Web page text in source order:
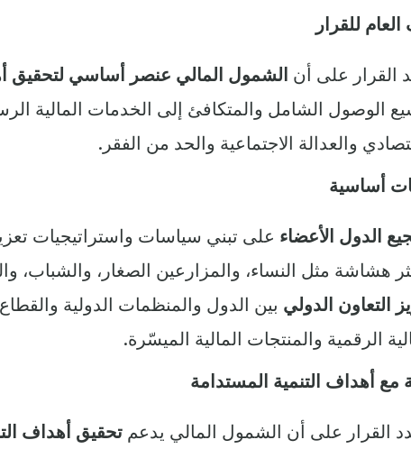
القرار على أن الشمول المالي عنصر أساسي لتحقيق
الوصول الشامل والمتكافئ إلى الخدمات المالية
والعدالة الاجتماعية والحد من الفقر.
الدول الأعضاء على تبني سياسات واستراتيجيات
هشاشة مثل النساء، والمزارعين الصغار، والشباب،
التعاون الدولي بين الدول والمنظمات الدولية
الرقمية والمنتجات المالية الميسّرة.
القرار على أن الشمول المالي يدعمتحقيق أهداف